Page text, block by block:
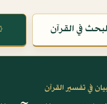
في القرآن
في تفسير القرآن